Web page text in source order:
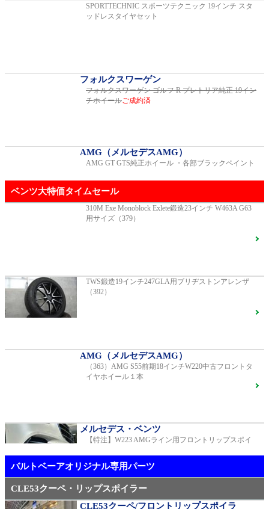
GT53 4MATIC+ ダイナミックプラスパッ
ケージご成約済
2024年モデル 車検2027年01月 走行8,500km
2018年モデル 車検 走行23,500km
SPORTTECHNIC スポーツテクニック 19インチ スタ
ッドレスタイヤセット
フォルクスワーゲン
フォルクスワーゲン ゴルフ R プレトリア純正 19イン
チホイールご成約済
AMG（メルセデスAMG）
AMG GT GTS純正ホイール ・各部ブラックペイント
R231 SL400 ロルフハルトゲ20インチアルミホイール
【中古タイヤ美品】ピレリPゼロネロ255/30/20 5分山1
メルセデス・ベンツ
TWS EX-fMⅡ Monoblock 20インチ メルセデスベンツ
AMG（メルセデスAMG）
21インチ鍛造 TWS EXlete 210M ミシュランパイロッ
トスポーツ4Sご成約済
ベンツ大特価タイムセール
310M Exe Monoblock Exlete鍛造23インチ W463A G63
用サイズ（379）
TWS鍛造19インチ247GLA用ブリヂストンアレンザ
（392）
AMG（メルセデスAMG）
（363）AMG S55前期18インチW220中古フロントタ
イヤホイール１本
メルセデス・ベンツ
【特注】W223 AMGライン用フロントリップスポイ
バルトベーアオリジナル専用パーツ
CLE53クーペ・リップスポイラー
CLE53クーペ/フロントリップスポイラ